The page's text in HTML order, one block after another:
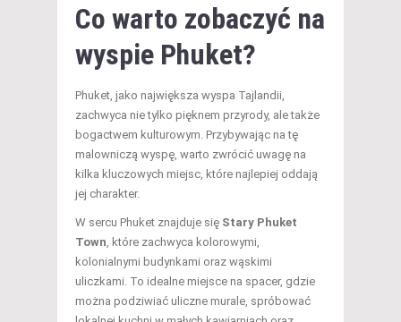
Co warto zobaczyć na
wyspie Phuket?
Phuket, jako największa wyspa Tajlandii,
zachwyca nie tylko pięknem przyrody, ale także
bogactwem kulturowym. Przybywając na tę
malowniczą wyspę, warto zwrócić uwagę na
kilka kluczowych miejsc, które najlepiej oddają
jej charakter.
W sercu Phuket znajduje się Stary Phuket
Town , które zachwyca kolorowymi,
kolonialnymi budynkami oraz wąskimi
uliczkami. To idealne miejsce na spacer, gdzie
można podziwiać uliczne murale, spróbować